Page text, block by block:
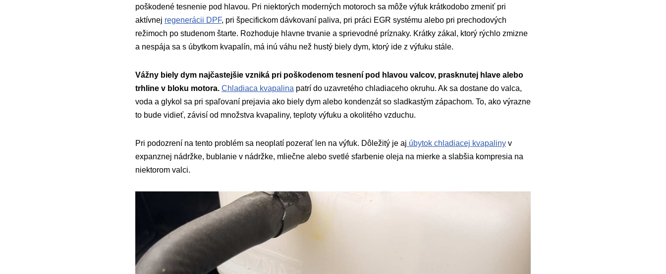
poškodené tesnenie pod hlavou. Pri niektorých moderných motoroch sa môže výfuk krátkodobo zmeniť pri
aktívnej regenerácii DPF, pri špecifickom dávkovaní paliva, pri práci EGR systému alebo pri prechodových
režimoch po studenom štarte. Rozhoduje hlavne trvanie a sprievodné príznaky. Krátky zákal, ktorý rýchlo zmizne
a nespája sa s úbytkom kvapalín, má inú váhu než hustý biely dym, ktorý ide z výfuku stále.
Vážny biely dym najčastejšie vzniká pri poškodenom tesnení pod hlavou valcov, prasknutej hlave alebo
trhline v bloku motora. Chladiaca kvapalina patrí do uzavretého chladiaceho okruhu. Ak sa dostane do valca,
voda a glykol sa pri spaľovaní prejavia ako biely dym alebo kondenzát so sladkastým zápachom. To, ako výrazne
to bude vidieť, závisí od množstva kvapaliny, teploty výfuku a okolitého vzduchu.
Pri podozrení na tento problém sa neoplatí pozerať len na výfuk. Dôležitý je aj úbytok chladiacej kvapaliny v
expanznej nádržke, bublanie v nádržke, mliečne alebo svetlé sfarbenie oleja na mierke a slabšia kompresia na
niektorom valci.